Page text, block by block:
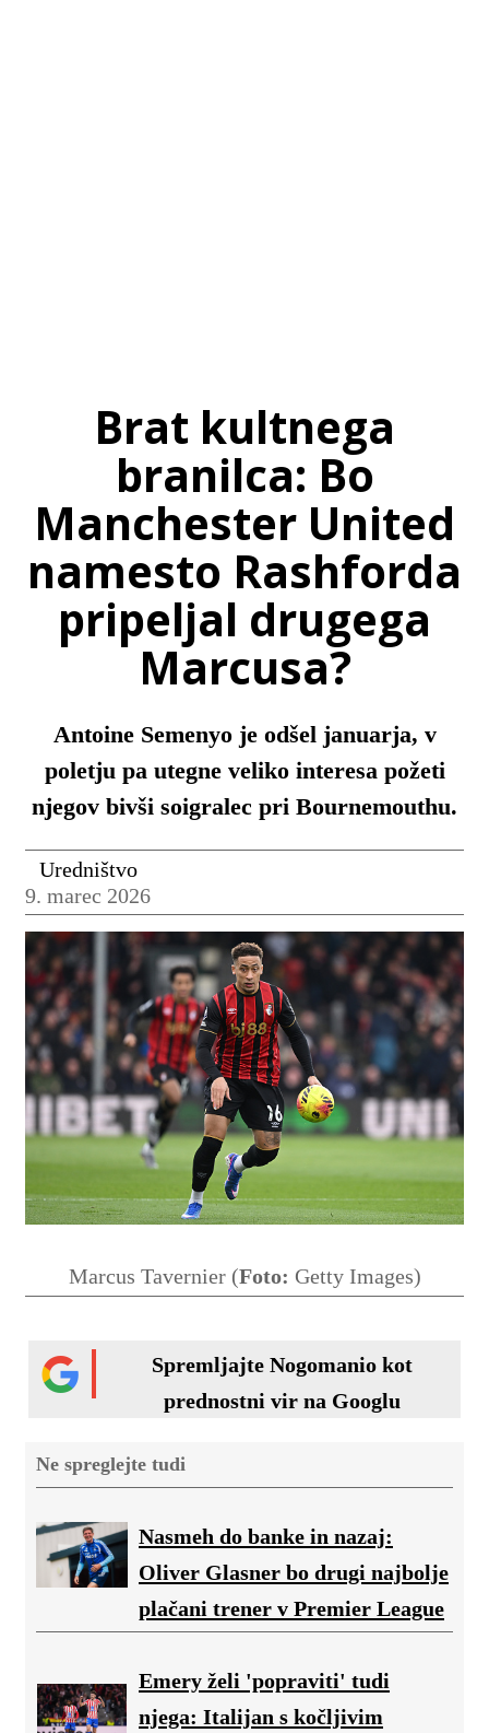
Brat kultnega
branilca: Bo
Manchester United
namesto Rashforda
pripeljal drugega
Marcusa?
Antoine Semenyo je odšel januarja, v
poletju pa utegne veliko interesa požeti
njegov bivši soigralec pri Bournemouthu.
Uredništvo
9. marec 2026
Marcus Tavernier (Foto: Getty Images)
Spremljajte Nogomanio kot
prednostni vir na Googlu
Ne spreglejte tudi
Nasmeh do banke in nazaj:
Oliver Glasner bo drugi najbolje
plačani trener v Premier League
Emery želi 'popraviti' tudi
njega: Italijan s kočljivim